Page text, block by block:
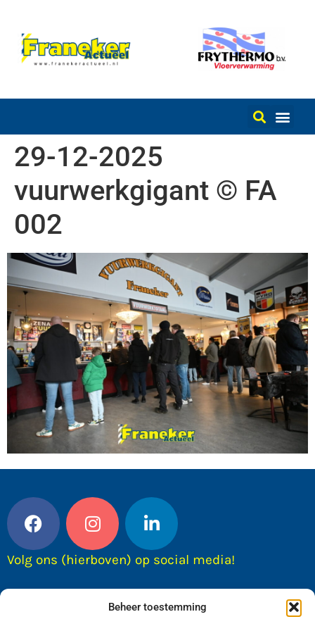
Beheer toestemming
29-12-2025
vuurwerkgigant © FA
002
Volg ons (hierboven) op social media!